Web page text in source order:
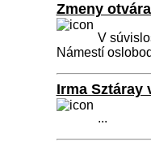
Zmeny
V
Námestí
Irma Sztáray
...